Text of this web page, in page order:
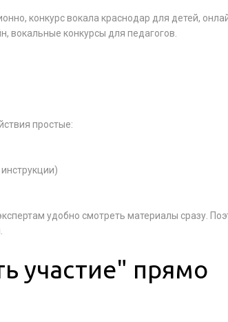
конкурс вокала краснодар для детей,
вокальные конкурсы для педагогов.
простые:
удобно смотреть материалы сразу.
участие" прямо